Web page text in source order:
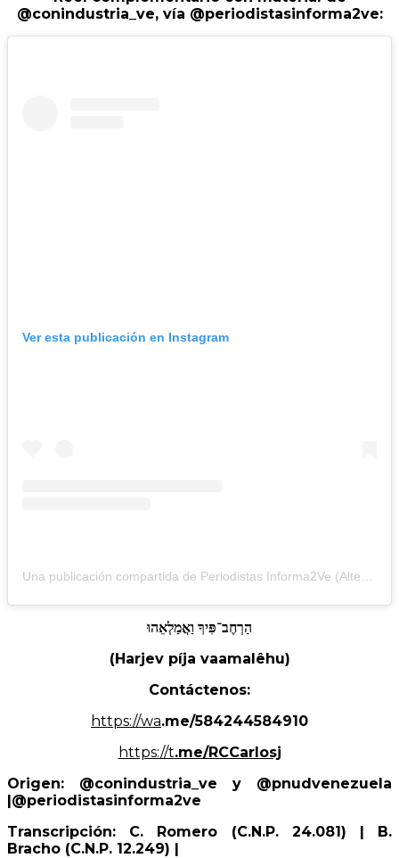
@conindustria_ve, vía @periodistasinforma2ve:
Ver esta publicación en Instagram
הַרְחֶב־פִּיךָ וַאֲמַלְאֵהוּ
(Harjev píja vaamalêhu)
Contáctenos:
https://wa.me/584244584910
https://t.me/RCCarlosj
Origen: @conindustria_ve y @pnudvenezuela
|@periodistasinforma2ve
Transcripción: C. Romero (C.N.P. 24.081) | B.
Bracho (C.N.P. 12.249) |